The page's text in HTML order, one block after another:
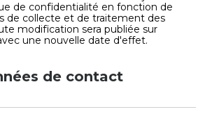
de confidentialité en fonction de
de collecte et de traitement des
modification sera publiée sur
une nouvelle date d'effet.
de contact